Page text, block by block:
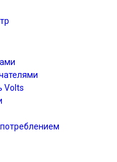
Volts